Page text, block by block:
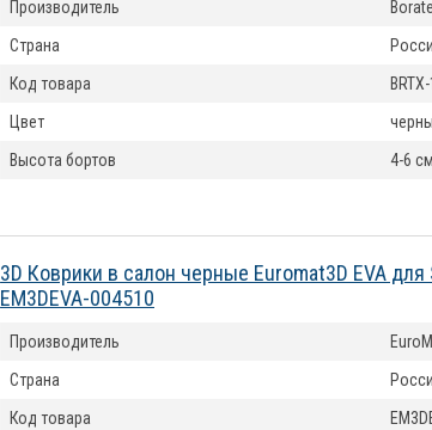
Производитель
Страна
Код товара
Цвет
Высота бортов
4-6 см.
3D Коврики в салон черные Euromat3D EVA
EM3DEVA-004510
Производитель
Страна
Код товара